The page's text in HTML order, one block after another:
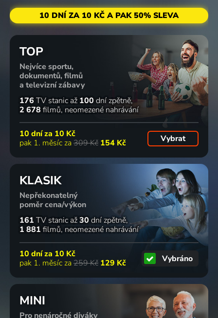
10 DNÍ ZA 10 KČ A PAK 50% SLEVA
TOP
Nejvíce sportu,
dokumentů, filmů
a televizní zábavy
176 TV stanic až 100 dní zpětně
2 678 filmů neomezené nahrávání
10 dní za 10 Kč
pak 1. měsíc za 309 Kč 154 Kč Vybrat
KLASIK
Nepřekonatelný
poměr cena/výkon
161 TV stanic až30 dní zpětně
1 881 filmů neomezené nahrávání
10 dní za 10 Kč
pak 1. měsíc za 259 Kč 129 Kč Vybráno
MINI
Pro nenáročné diváky